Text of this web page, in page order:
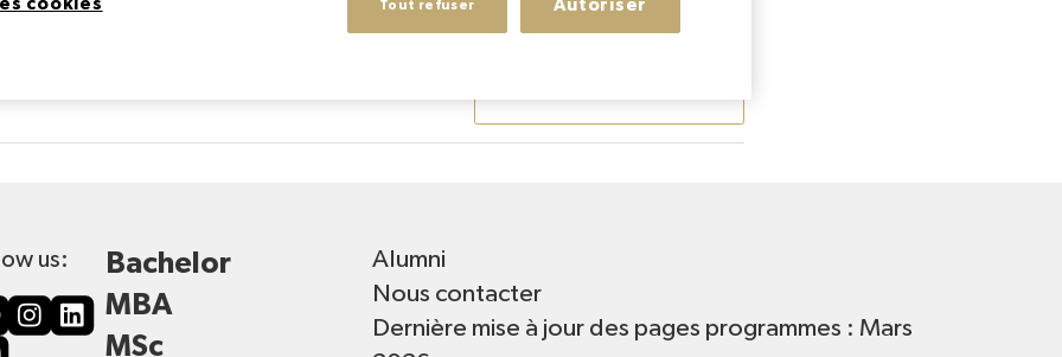
us:
Bachelor
MBA
MSc
Alumni
Nous contacter
Dernière mise à jour des pages programmes : Mars
Tout refuser Autoriser
cookies